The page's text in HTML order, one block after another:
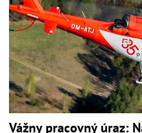
Vážny pracovný úraz: